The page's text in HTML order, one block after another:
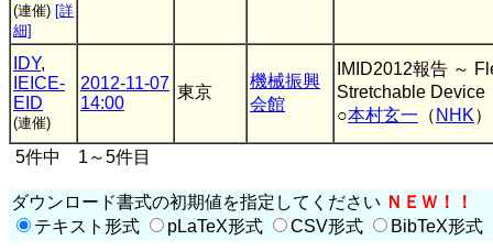
(連催) [詳
細]
IDY,
IEICE-
EID
(連催)
2012-11-07
14:00
東京
機械振興
会館
IMID2012報告 ～
Stretchable Device
○本村玄一 （ NHK）
5件中 1～5件目
ダウンロード書式の初期値を指定してください ＮＥＷ！！
テキスト形式
pLaTeX形式 CSV形式 BibTeX形式